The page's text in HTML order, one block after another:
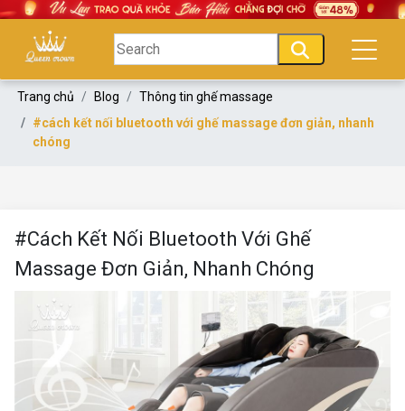
Trang chủ Blog
Thông tin ghế massage
#cách kết nối bluetooth với ghế massage đơn giản, nhanh
chóng
#Cách Kết Nối Bluetooth Với Ghế
Massage Đơn Giản, Nhanh Chóng